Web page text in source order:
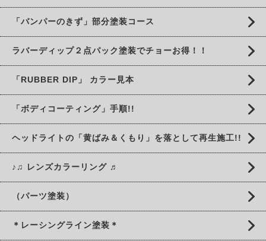
「バンパーのきず」部分塗装コース
ラバーディップ２点パック塗装でチョーお得！！
「RUBBER DIP」 カラー見本
「ボディコーティング」手順!!
ヘッドライトの「黄ばみ＆くもり」を落として再生施工!!
♪♫ レンズカラーリング ♬
（パーツ塗装）
＊レーシングライン塗装＊